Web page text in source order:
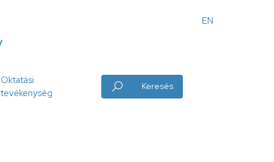
Angol
EN
Oktatási
tevékenység
Keresés